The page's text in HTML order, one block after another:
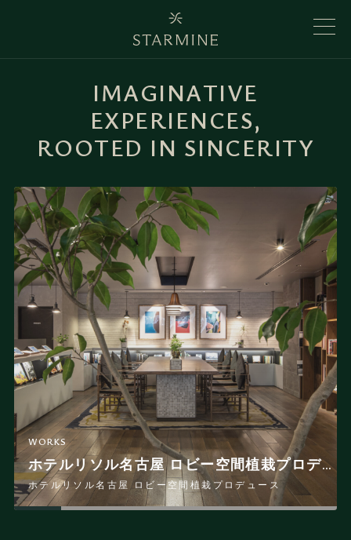
IMAGINATIVE
EXPERIENCES,
ROOTED IN SINCERITY
WORKS
「solmu kyoto」ブランドプロデュース
「solmu kyoto」ブランドプロデュース
WORKS
ホテルリソル名古屋 ロビー空間植栽プロデュース
ホテルリソル名古屋 ロビー空間植栽プロデュース
WORKS
リゾナーレ那須 いちごフルステイ
リゾナーレ那須 いちごフルステイ
WORKS
sequence MIYASHITA PARK クリスマス装飾
シークエンス 宮下パーク クリスマス装飾
WORKS
桜チルラウンジ at BEB5軽井沢 by 星野リゾート
サクラチルラウンジ at BEB5軽井沢 by 星野リゾート
WORKS
BEBミモザスプリング at BEB5軽井沢 by 星野リゾート
ベブミモザスプリング at BEB5軽井沢 by 星野リゾート
WORKS
BEBストロベリーナイト at BEB5土浦 by 星野リゾート
ベブストロベリーナイト at BEB5土浦 by 星野リゾート
WORKS
オリエンタルホテル東京ベイ SUMMER BOTANICAL
オリエンタルホテル東京ベイ サマーボタニカル
WORKS
ホテルリソル横浜桜木町 TOURIST MAP
ホテルリソル横浜桜木町 ツーリストマップ
WORKS
「MIMOSA PLAN」at ホテルリソル横浜桜木町
「ミモザプラン」at ホテルリソル横浜桜木町
WORKS
「あたみ梅カフェ」 at リゾナーレ熱海
リゾナーレ熱海「あたみ梅カフェ」
WORKS
Villa El Cielo Ishigaki
ヴィラ エル シエロ 石垣